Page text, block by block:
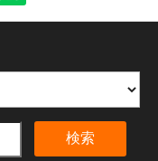
検索